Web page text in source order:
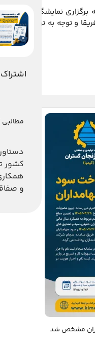
نمایشگاه در
و توجه به توسعه روابط
مطالبی
کشور
و
اشتراک